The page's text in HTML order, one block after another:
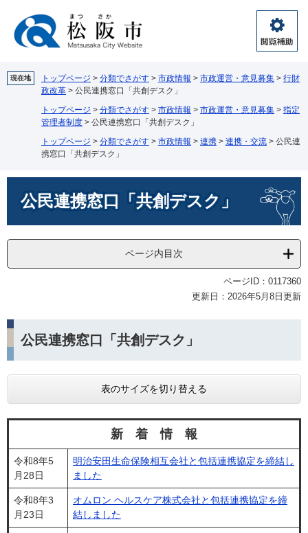
閲
覧
助
現在地 トップページ > 分類でさがす > 市政情報 > 市政運営・意見募集 > 行財
政改革 > 公民連携窓口「共創デスク」
トップページ > 分類でさがす > 市政情報 > 市政運営・意見募集 > 指定
管理者制度 > 公民連携窓口「共創デスク」
トップページ > 分類でさがす > 市政情報 > 連携 > 連携・交流 > 公民連
携窓口「共創デスク」
公民連携窓口「共創デスク」
ページ内目次
ページID：0117360
更新日：2026年5月8日更新
公民連携窓口「共創デスク」
表のサイズを切り替える
新 着 情 報
令和8年5
月28日
明治安田生命保険相互会社と包括連携協定を締結し
ました
令和8年3
月23日
オムロン ヘルスケア株式会社と包括連携協定を締
結しました